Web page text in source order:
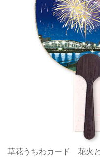
草花うちわカード 花火